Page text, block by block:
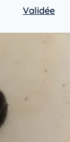
Validée